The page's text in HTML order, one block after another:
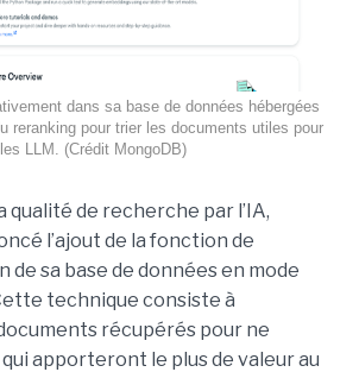
dans sa base de données hébergées
reranking pour trier les documents utiles pour
les LLM. (Crédit MongoDB)
qualité de recherche par l’IA,
l’ajout de la fonction de
de sa base de données en mode
technique consiste à
récupérés pour ne
apporteront le plus de valeur au